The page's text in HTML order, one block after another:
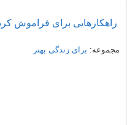
راهکارهایی برای فراموش
مجموعه: برای زندگی بهتر